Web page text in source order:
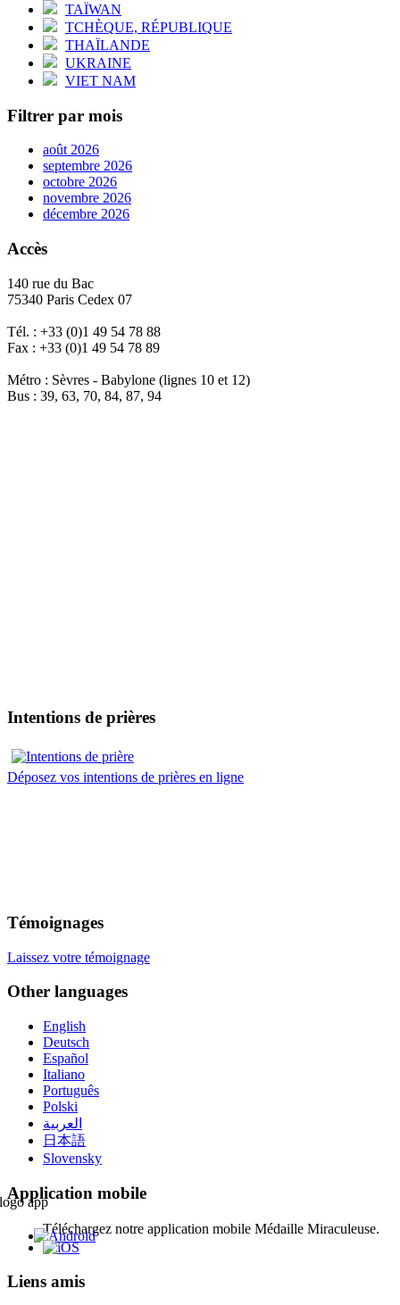
TAÏWAN
TCHÈQUE, RÉPUBLIQUE
THAÏLANDE
UKRAINE
VIET NAM
Filtrer par mois
août 2026
septembre 2026
octobre 2026
novembre 2026
décembre 2026
Accès
140 rue du Bac
75340 Paris Cedex 07
Tél. : +33 (0)1 49 54 78 88
Fax : +33 (0)1 49 54 78 89
Métro : Sèvres - Babylone (lignes 10 et 12)
Bus : 39, 63, 70, 84, 87, 94
Intentions de prières
Déposez vos intentions de prières en ligne
Témoignages
Laissez votre témoignage
Other languages
English
Deutsch
Español
Italiano
Português
Polski
العربية
日本語
Slovensky
Application mobile
Téléchargez notre application mobile Médaille Miraculeuse.
Liens amis